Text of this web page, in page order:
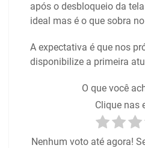
após o desbloqueio da
ideal mas é o que sobra
A expectativa é que nos
disponibilize a primeira
O que você
Clique nas
Nenhum voto até agora!